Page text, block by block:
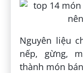
Nguyên liệu
nếp, gừng,
thành món